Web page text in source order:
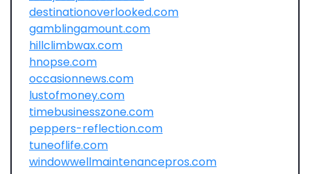
destinationoverlooked.com
gamblingamount.com
hillclimbwax.com
hnopse.com
occasionnews.com
lustofmoney.com
timebusinesszone.com
peppers-reflection.com
tuneoflife.com
windowwellmaintenancepros.com